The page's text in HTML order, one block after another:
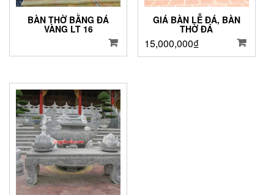
BÀN THỜ BẰNG ĐÁ
VÀNG LT 16
GIÁ BÀN LỄ ĐÁ, BÀN
THỜ ĐÁ
15,000,000₫